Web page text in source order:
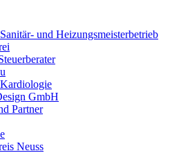
und Heizungsmeisterbetrieb
GmbH
Partner
Neuss